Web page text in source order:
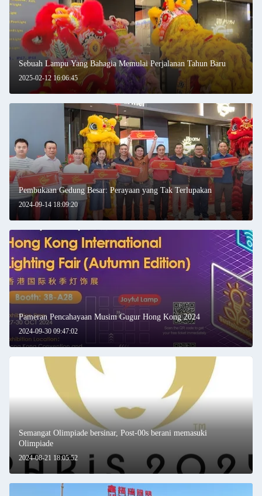
Kami akan segera menghubungi
Anda kembali!
Kirimkan
2025-02-12 16:06:45
Sebuah Lampu Yang Bahagia Memulai Perjalanan Tahun Baru
2024-09-14 18:09:20
Pembukaan Gedung Besar: Perayaan yang Tak Terlupakan
2024-09-30 09:47:02
Pameran Pencahayaan Musim Gugur Hong Kong 2024
2024-08-21 18:05:52
Semangat Olimpiade bersinar, Post-00s berani memasuki
Olimpiade